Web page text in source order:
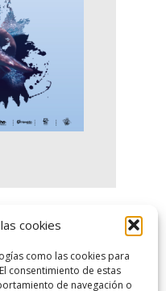
cookies
como las cookies para
consentimiento de estas
de navegación o